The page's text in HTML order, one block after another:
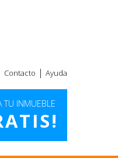
Contacto | Ayuda
TU INMUEBLE